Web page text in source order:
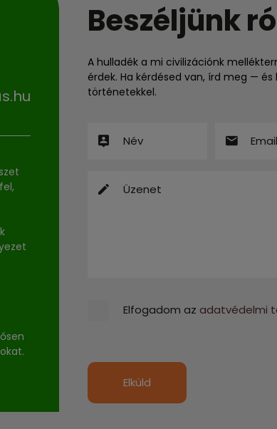
Beszéljünk
A hulladék a mi civilizációnk
érdek. Ha kérdésed van, írd meg —
történetekkel.
Elfogadom az adatvédelmi
Elküld